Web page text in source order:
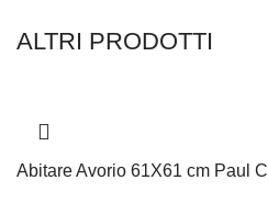
ALTRI PRODOTTI
Abitare Avorio 61X61 cm Paul